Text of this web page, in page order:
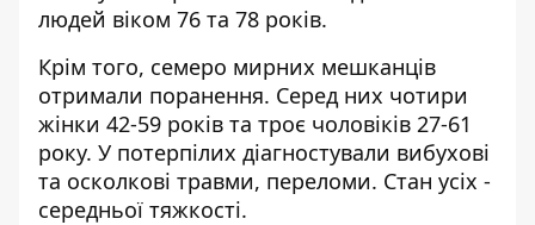
людей віком 76 та 78 років.
Крім того, семеро мирних мешканців
отримали поранення. Серед них чотири
жінки 42-59 років та троє чоловіків 27-61
року. У потерпілих діагностували вибухові
та осколкові травми, переломи. Стан усіх -
середньої тяжкості.